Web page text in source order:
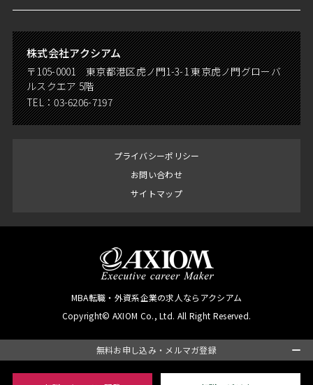
無料お申し込み・メルマガ登録
株式会社アクシアム
〒105-0001 東京都港区虎ノ門1-3-1 東京虎ノ門グローバ
ルスクエア 5階
TEL：03-6206-7197
プライバシーポリシー
お問い合わせ
サイトマップ
MBA転職・外資系企業の求人ならアクシアム
Copyright© AXIOM Co., Ltd. All Right Reserved.